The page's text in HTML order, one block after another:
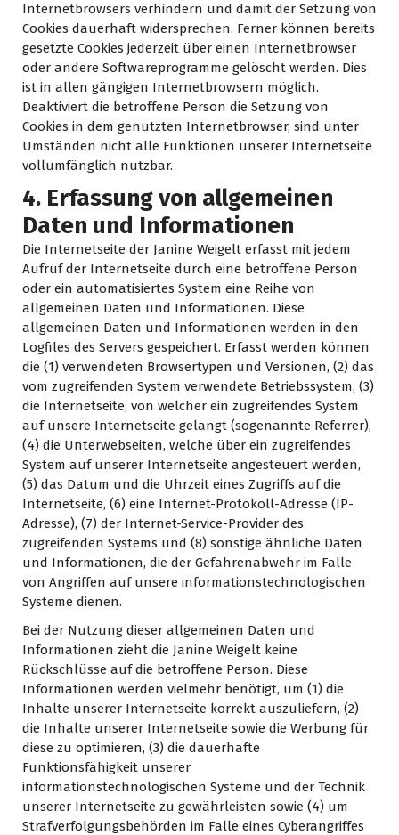
Internetbrowsers verhindern und damit der Setzung von
Cookies dauerhaft widersprechen. Ferner können bereits
gesetzte Cookies jederzeit über einen Internetbrowser
oder andere Softwareprogramme gelöscht werden. Dies
ist in allen gängigen Internetbrowsern möglich.
Deaktiviert die betroffene Person die Setzung von
Cookies in dem genutzten Internetbrowser, sind unter
Umständen nicht alle Funktionen unserer Internetseite
vollumfänglich nutzbar.
4. Erfassung von allgemeinen
Daten und Informationen
Die Internetseite der Janine Weigelt erfasst mit jedem
Aufruf der Internetseite durch eine betroffene Person
oder ein automatisiertes System eine Reihe von
allgemeinen Daten und Informationen. Diese
allgemeinen Daten und Informationen werden in den
Logfiles des Servers gespeichert. Erfasst werden können
die (1) verwendeten Browsertypen und Versionen, (2) das
vom zugreifenden System verwendete Betriebssystem, (3)
die Internetseite, von welcher ein zugreifendes System
auf unsere Internetseite gelangt (sogenannte Referrer),
(4) die Unterwebseiten, welche über ein zugreifendes
System auf unserer Internetseite angesteuert werden,
(5) das Datum und die Uhrzeit eines Zugriffs auf die
Internetseite, (6) eine Internet-Protokoll-Adresse (IP-
Adresse), (7) der Internet-Service-Provider des
zugreifenden Systems und (8) sonstige ähnliche Daten
und Informationen, die der Gefahrenabwehr im Falle
von Angriffen auf unsere informationstechnologischen
Systeme dienen.
Bei der Nutzung dieser allgemeinen Daten und
Informationen zieht die Janine Weigelt keine
Rückschlüsse auf die betroffene Person. Diese
Informationen werden vielmehr benötigt, um (1) die
Inhalte unserer Internetseite korrekt auszuliefern, (2)
die Inhalte unserer Internetseite sowie die Werbung für
diese zu optimieren, (3) die dauerhafte
Funktionsfähigkeit unserer
informationstechnologischen Systeme und der Technik
unserer Internetseite zu gewährleisten sowie (4) um
Strafverfolgungsbehörden im Falle eines Cyberangriffes